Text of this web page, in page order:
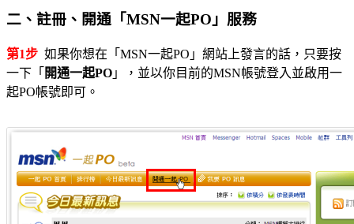
二、註冊、開通「MSN一起PO」服務
第1步 如果你想在「MSN一起PO」網站上發言的話，只要按
一下「 開通一起PO 」，並以你目前的MSN帳號登入並啟用一
起PO帳號即可。